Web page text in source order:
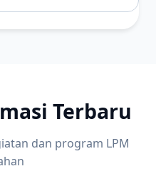
Terbaru
dan program LPM